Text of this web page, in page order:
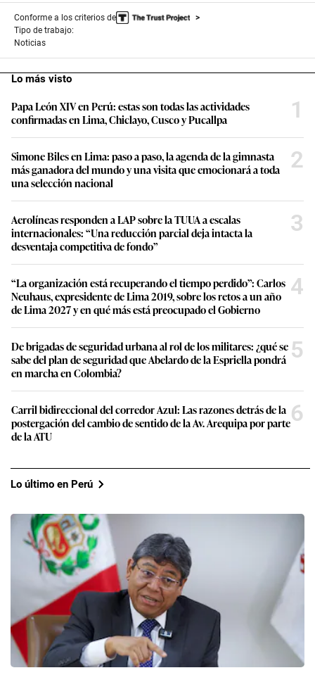
Conforme a los criterios de
Tipo de trabajo:
Noticias
Lo más visto
Papa León XIV en Perú: estas son todas las actividades
confirmadas en Lima, Chiclayo, Cusco y Pucallpa
1
Simone Biles en Lima: paso a paso, la agenda de la gimnasta
más ganadora del mundo y una visita que emocionará a toda
una selección nacional
2
Aerolíneas responden a LAP sobre la TUUA a escalas
internacionales: “Una reducción parcial deja intacta la
desventaja competitiva de fondo”
3
“La organización está recuperando el tiempo perdido”: Carlos
Neuhaus, expresidente de Lima 2019, sobre los retos a un año
de Lima 2027 y en qué más está preocupado el Gobierno
4
De brigadas de seguridad urbana al rol de los militares: ¿qué se
sabe del plan de seguridad que Abelardo de la Espriella pondrá
en marcha en Colombia?
5
Carril bidireccional del corredor Azul: Las razones detrás de la
postergación del cambio de sentido de la Av. Arequipa por parte
de la ATU
6
Lo último en Perú